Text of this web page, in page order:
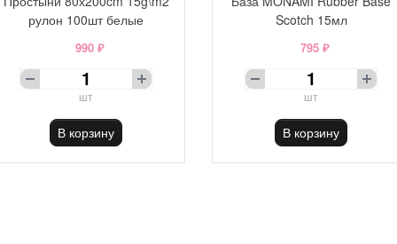
рулон 100шт белые
990 ₽
шт
В корзину
Scotch 15мл
795 ₽
шт
В корзину